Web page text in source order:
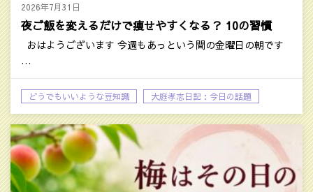
2026年7月31日
夜ご飯を変えるだけで痩せやすくなる？ 10の習慣
おはようございます 今週もあっという間の金曜日の朝です
…
どうでもいいような豆知識 大庭孝志日記：今日の話題